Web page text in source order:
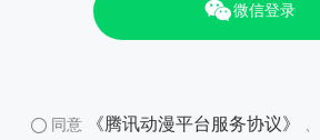
微信登录
同意 《腾讯动漫平台服务协议》